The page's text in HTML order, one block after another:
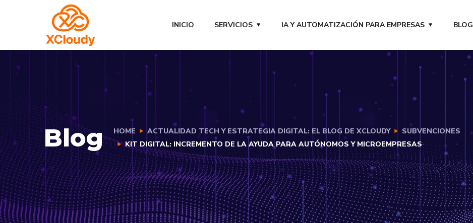
INICIO SERVICIOS IA Y AUTOMATIZACIÓN PARA EMPRESAS BLOG
Blog HOME ACTUALIDAD TECH Y ESTRATEGIA DIGITAL: EL BLOG DE XCLOUDY
SUBVENCIONES
KIT DIGITAL: INCREMENTO DE LA AYUDA PARA AUTÓNOMOS Y MICROEMPRESAS